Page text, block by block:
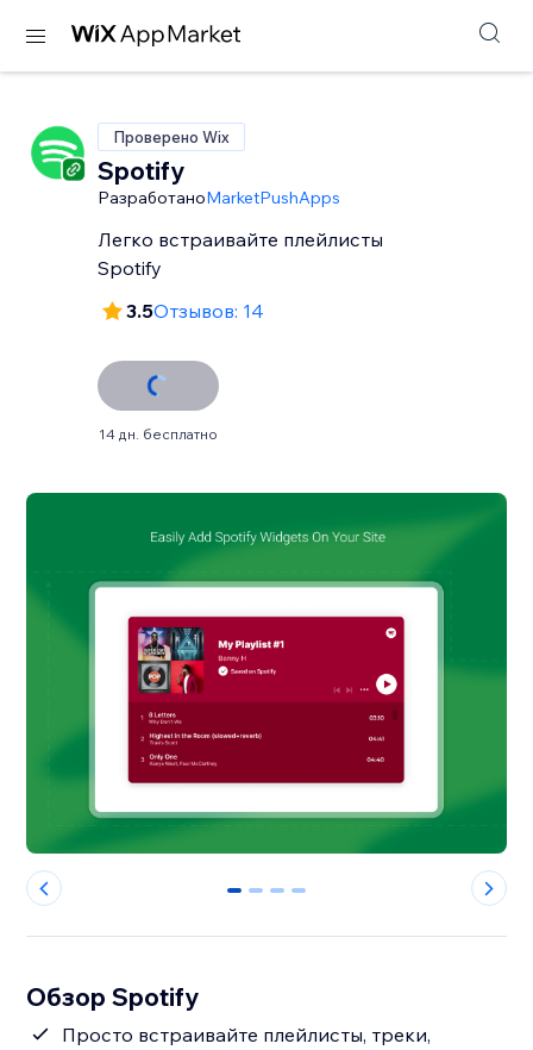
Проверено Wix
Spotify
РазработаноMarketPushApps
Легко встраивайте плейлисты
Spotify
3.5Отзывов: 14
14 дн. бесплатно
0 1 2 3
Обзор Spotify
Просто встраивайте плейлисты, треки,